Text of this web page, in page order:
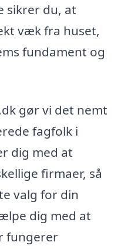
sikrer du, at
væk fra huset,
fundament og
gør vi det nemt
fagfolk i
dig med at
firmaer, så
valg for din
dig med at
fungerer